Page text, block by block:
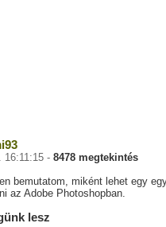
16:11:15 - 8478 megtekintés
bemutatom, miként lehet egy
az Adobe Photoshopban.
lesz